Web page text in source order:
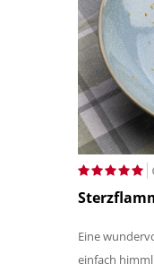
Eine
einfach